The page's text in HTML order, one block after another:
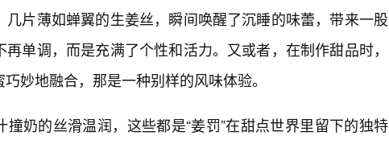
片薄如蝉翼的生姜丝，瞬间唤醒了沉睡的味蕾，带来一股
单调，而是充满了个性和活力。又或者，在制作甜品时，
妙地融合，那是一种别样的风味体验。
奶的丝滑温润，这些都是“姜罚”在甜点世界里留下的独特